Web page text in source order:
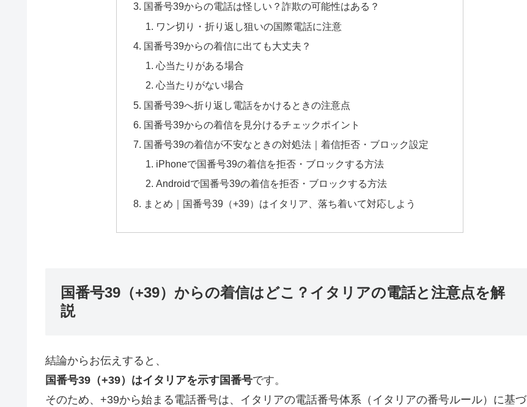
国番号39からの電話は怪しい？詐欺の可能性はある？
ワン切り・折り返し狙いの国際電話に注意
国番号39からの着信に出ても大丈夫？
心当たりがある場合
心当たりがない場合
国番号39へ折り返し電話をかけるときの注意点
国番号39からの着信を見分けるチェックポイント
国番号39の着信が不安なときの対処法｜着信拒否・ブロック設定
iPhoneで国番号39の着信を拒否・ブロックする方法
Androidで国番号39の着信を拒否・ブロックする方法
まとめ｜国番号39（+39）はイタリア、落ち着いて対応しよう
国番号39（+39）からの着信はどこ？イタリアの電話と注意点を解
説
結論からお伝えすると、
国番号39（+39）はイタリアを示す国番号です。
そのため、+39から始まる電話番号は、イタリアの電話番号体系（イタリアの番号ルール）に基づ